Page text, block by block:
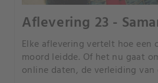
Aflevering 23 -
Elke aflevering vertelt hoe
moord leidde. Of het nu gaat
online daten, de verleiding